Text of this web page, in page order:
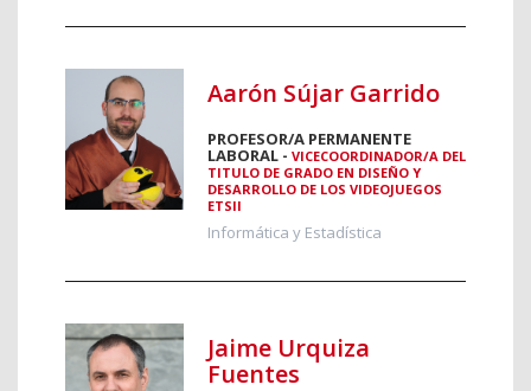
Aarón Sújar Garrido
PROFESOR/A PERMANENTE
LABORAL - VICECOORDINADOR/A DEL
TITULO DE GRADO EN DISEÑO Y
DESARROLLO DE LOS VIDEOJUEGOS
ETSII
Informática y Estadística
Jaime Urquiza
Fuentes